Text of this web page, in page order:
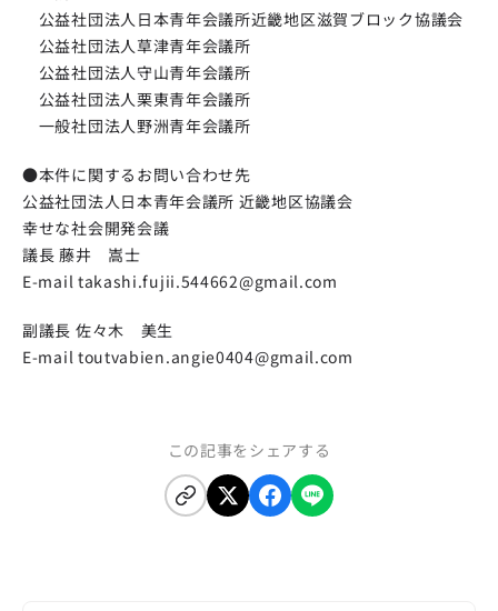
公益社団法人日本青年会議所近畿地区滋賀ブロック協議会
公益社団法人草津青年会議所
公益社団法人守山青年会議所
公益社団法人栗東青年会議所
一般社団法人野洲青年会議所
●本件に関するお問い合わせ先
公益社団法人日本青年会議所 近畿地区協議会
幸せな社会開発会議
議長 藤井 嵩士
E-mail takashi.fujii.544662@gmail.com
副議長 佐々木 美生
E-mail toutvabien.angie0404@gmail.com
この記事をシェアする